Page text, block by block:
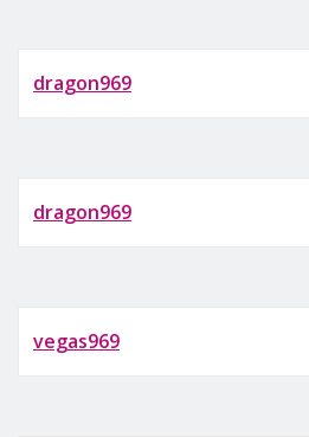
dragon969
dragon969
vegas969